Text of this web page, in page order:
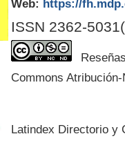
Web: https://
ISSN 2362-
Commons
Latindex Directorio y